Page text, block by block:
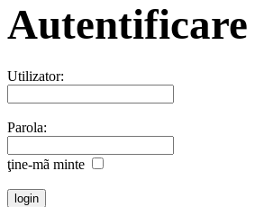
Autentificare
Utilizator:
Parola:
ţine-mã minte